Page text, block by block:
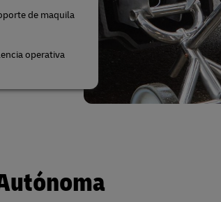
de maquila
operativa